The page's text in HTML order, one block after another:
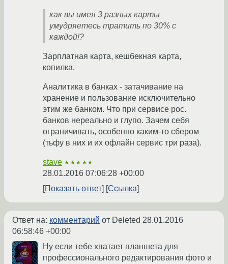
как вы имея 3 разных карты
умудряетесь тратить по 30% с
каждой!?
Зарплатная карта, кешбекная карта,
копилка.
Аналитика в банках - затачивание на
хранение и пользование исключительно
этим же банком. Что при сервисе рос.
банков нереально и глупо. Зачем себя
ограничивать, особенно каким-то сбером
(тьфу в них и их офлайн сервис три раза).
stave ★★★★★
28.01.2016 07:06:28 +00:00
Показать ответ
Ссылка
Ответ на: комментарий от Deleted 28.01.2016
06:58:46 +00:00
Ну если тебе хватает планшета для
профессионального редактирования фото и